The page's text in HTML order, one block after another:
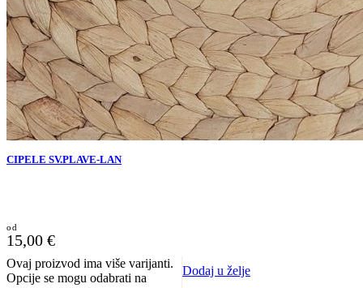
CIPELE SV.PLAVE-LAN
15,00 €
Ovaj proizvod ima više varijanti.
Opcije se mogu odabrati na
Dodaj u želje